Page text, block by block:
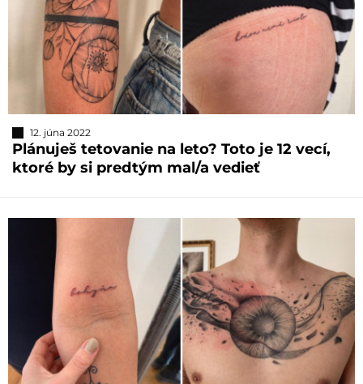
12. júna 2022
Plánuješ tetovanie na leto? Toto je 12 vecí,
ktoré by si predtým mal/a vedieť